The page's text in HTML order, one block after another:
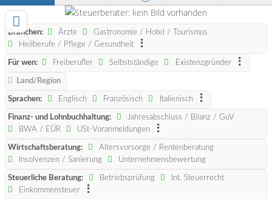
Branchen: Ärzte
Gastronomie / Hotel / Tourismus
Heilberufe / Pflege / Gesundheit
Für wen: Freiberufler Selbstständige Existenzgründer
Land/Region
Sprachen: Englisch Französisch Italienisch
Finanz- und Lohnbuchhaltung:
Jahresabschluss / Bilanz / GuV
BWA / EÜR
USt-Voranmeldungen
Wirtschaftsberatung:
Altersvorsorge / Rentenberatung
Insolvenzen / Sanierung
Unternehmensbewertung
Steuerliche Beratung: Betriebsprüfung
Int. Steuerrecht
Einkommensteuer